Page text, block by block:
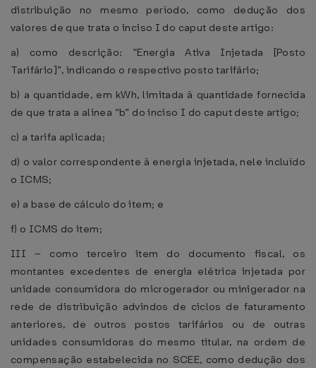
distribuição no mesmo período, como dedução dos
valores de que trata o inciso I do caput deste artigo:
a) como descrição: “Energia Ativa Injetada [Posto
Tarifário]”, indicando o respectivo posto tarifário;
b) a quantidade, em kWh, limitada à quantidade fornecida
de que trata a alínea “b” do inciso I do caput deste artigo;
c) a tarifa aplicada;
d) o valor correspondente à energia injetada, nele incluído
o ICMS;
e) a base de cálculo do item; e
f) o ICMS do item;
III – como terceiro item do documento fiscal, os
montantes excedentes de energia elétrica injetada por
unidade consumidora do microgerador ou minigerador na
rede de distribuição advindos de ciclos de faturamento
anteriores, de outros postos tarifários ou de outras
unidades consumidoras do mesmo titular, na ordem de
compensação estabelecida no SCEE, como dedução dos